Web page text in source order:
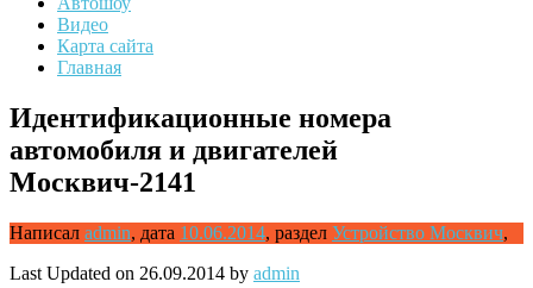
Видео
Карта сайта
Главная
Идентификационные номера
автомобиля и двигателей
Москвич-2141
Написал admin, дата 10.06.2014, раздел Устройство Москвич,
Last Updated on 26.09.2014 by admin